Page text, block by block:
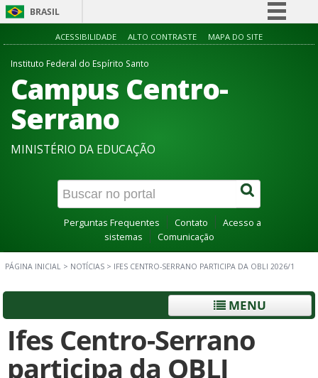
BRASIL
Simplifique!
Acesso à informação
ACESSIBILIDADE ALTO CONTRASTE MAPA DO SITE
Instituto Federal do Espírito Santo
Campus Centro-
Serrano
MINISTÉRIO DA EDUCAÇÃO
Perguntas Frequentes Contato
Acesso a
sistemas
Comunicação
PÁGINA INICIAL > NOTÍCIAS > IFES CENTRO-SERRANO PARTICIPA DA OBLI 2026/1
MENU
Ifes Centro-Serrano
participa da OBLI